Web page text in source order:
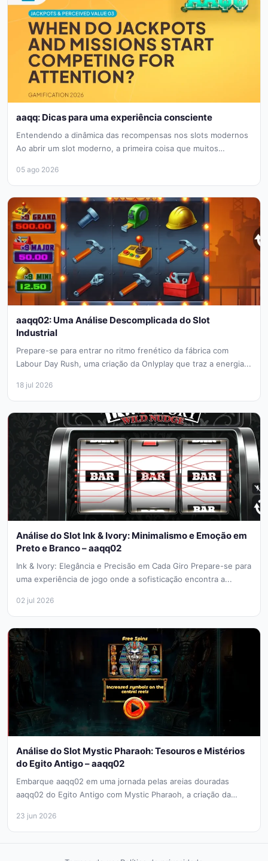
aaqq: Dicas para uma experiência consciente
Entendendo a dinâmica das recompensas nos slots modernos
Ao abrir um slot moderno, a primeira coisa que muitos
05 ago 2026
aaqq02: Uma Análise Descomplicada do Slot
Industrial
Prepare-se para entrar no ritmo frenético da fábrica com
Labour Day Rush, uma criação da Onlyplay que traz a energia...
18 jul 2026
Análise do Slot Ink & Ivory: Minimalismo e Emoção em
Preto e Branco – aaqq02
Ink & Ivory: Elegância e Precisão em Cada Giro Prepare-se para
uma experiência de jogo onde a sofisticação encontra a...
02 jul 2026
Análise do Slot Mystic Pharaoh: Tesouros e Mistérios
do Egito Antigo – aaqq02
Embarque aaqq02 em uma jornada pelas areias douradas
aaqq02 do Egito Antigo com Mystic Pharaoh, a criação da
23 jun 2026